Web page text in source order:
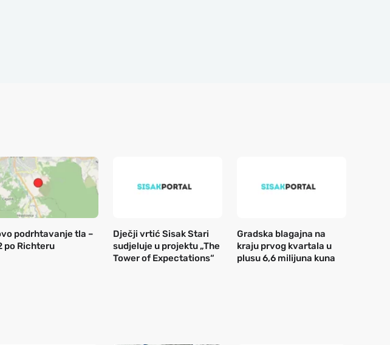
podrhtavanje tla –
po Richteru
Dječji vrtić Sisak Stari
sudjeluje u projektu „The
Tower of Expectations“
Gradska blagajna na
kraju prvog kvartala u
plusu 6,6 milijuna kuna